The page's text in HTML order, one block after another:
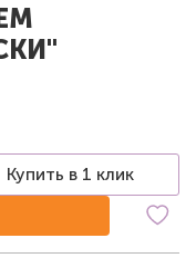
Купить в 1 клик